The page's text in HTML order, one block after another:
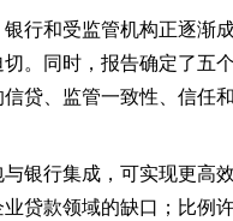
行和受监管机构正逐渐
。同时，报告确定了五
贷、监管一致性、信任和
银行集成，可实现更高
贷款领域的缺口；比例